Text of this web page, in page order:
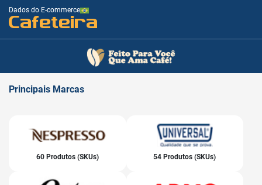
Dados do E-commerce
Cafeteira
Principais Marcas
60 Produtos (SKUs) 54 Produtos (SKUs)